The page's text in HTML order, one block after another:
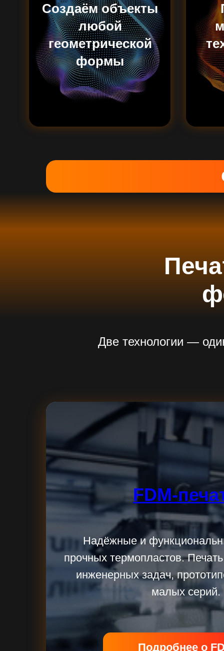
Создаём объекты
любой
геометрической
формы
Две технологии —
FDM-
Надёжные и
прочных термопластов.
инженерных задач,
малых серий.
Подробнее о